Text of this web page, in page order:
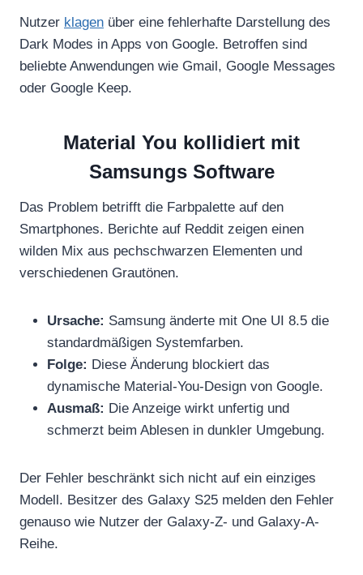
Nutzer klagen über eine fehlerhafte Darstellung des
Dark Modes in Apps von Google. Betroffen sind
beliebte Anwendungen wie Gmail, Google Messages
oder Google Keep.
Material You kollidiert mit
Samsungs Software
Das Problem betrifft die Farbpalette auf den
Smartphones. Berichte auf Reddit zeigen einen
wilden Mix aus pechschwarzen Elementen und
verschiedenen Grautönen.
Ursache: Samsung änderte mit One UI 8.5 die
standardmäßigen Systemfarben.
Folge: Diese Änderung blockiert das
dynamische Material-You-Design von Google.
Ausmaß: Die Anzeige wirkt unfertig und
schmerzt beim Ablesen in dunkler Umgebung.
Der Fehler beschränkt sich nicht auf ein einziges
Modell. Besitzer des Galaxy S25 melden den Fehler
genauso wie Nutzer der Galaxy-Z- und Galaxy-A-
Reihe.